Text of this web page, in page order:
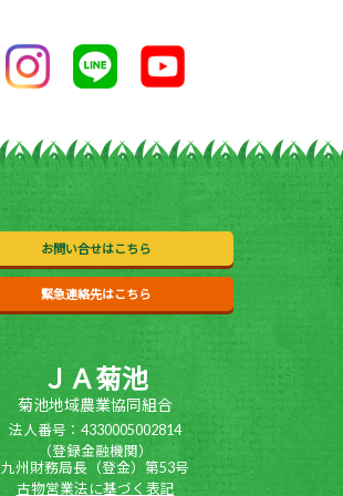
お問い合せはこちら
緊急連絡先はこちら
ＪＡ菊池
菊池地域農業協同組合
法人番号：4330005002814
（登録金融機関）
九州財務局長（登金）第53号
古物営業法に基づく表記